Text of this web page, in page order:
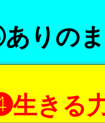
りの
きる